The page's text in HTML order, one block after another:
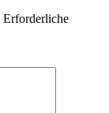
Erforderliche